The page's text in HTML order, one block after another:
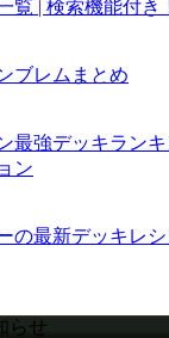
覧 | 検索機能付き
ブレムまとめ
最強デッキラン
ン
の最新デッキレ
らせ